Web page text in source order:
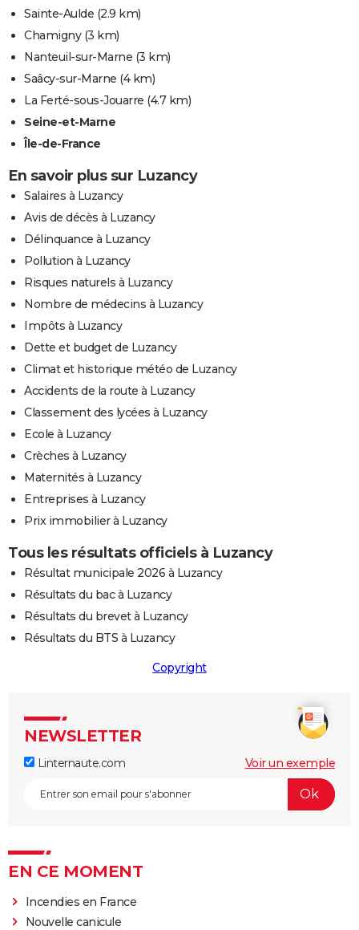
Sainte-Aulde (2.9 km)
Chamigny(3 km)
Nanteuil-sur-Marne (3 km)
Saâcy-sur-Marne (4 km)
La Ferté-sous-Jouarre (4.7 km)
Seine-et-Marne
Île-de-France
En savoir plus sur Luzancy
Salaires à Luzancy
Avis de décès à Luzancy
Délinquance à Luzancy
Pollution à Luzancy
Risques naturels à Luzancy
Nombre de médecins à Luzancy
Impôts à Luzancy
Dette et budget de Luzancy
Climat et historique météo de Luzancy
Accidents de la route à Luzancy
Classement des lycées à Luzancy
Ecole à Luzancy
Crèches à Luzancy
Maternités à Luzancy
Entreprises à Luzancy
Prix immobilier à Luzancy
Tous les résultats officiels à Luzancy
Résultat municipale 2026 à Luzancy
Résultats du bac à Luzancy
Résultats du brevet à Luzancy
Résultats du BTS à Luzancy
Copyright
NEWSLETTER
Linternaute.com Voir un exemple
EN CE MOMENT
Incendies en France
Nouvelle canicule